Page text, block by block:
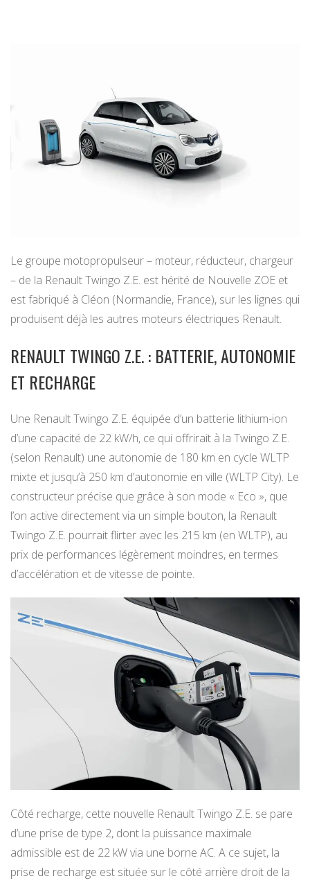
Le groupe motopropulseur – moteur, réducteur, chargeur
– de la Renault Twingo Z.E. est hérité de Nouvelle ZOE et
est fabriqué à Cléon (Normandie, France), sur les lignes qui
produisent déjà les autres moteurs électriques Renault.
RENAULT TWINGO Z.E. : BATTERIE, AUTONOMIE
ET RECHARGE
Une Renault Twingo Z.E. équipée d’un batterie lithium-ion
d’une capacité de 22 kW/h, ce qui offrirait à la Twingo Z.E.
(selon Renault) une autonomie de 180 km en cycle WLTP
mixte et jusqu’à 250 km d’autonomie en ville (WLTP City). Le
constructeur précise que grâce à son mode « Eco », que
l’on active directement via un simple bouton, la Renault
Twingo Z.E. pourrait flirter avec les 215 km (en WLTP), au
prix de performances légèrement moindres, en termes
d’accélération et de vitesse de pointe.
Côté recharge, cette nouvelle Renault Twingo Z.E. se pare
d’une prise de type 2, dont la puissance maximale
admissible est de 22 kW via une borne AC. A ce sujet, la
prise de recharge est située sur le côté arrière droit de la